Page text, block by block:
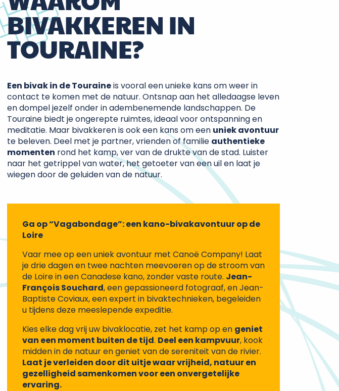
BIVAKKEREN IN
TOURAINE?
Een bivak in de Touraineis vooral een unieke kans om weer in
contact te komen met de natuur. Ontsnap aan het alledaagse leven
en dompel jezelf onder in adembenemende landschappen. De
Touraine biedt je ongerepte ruimtes, ideaal voor ontspanning en
meditatie. Maar bivakkeren is ook een kans om een uniek avontuur
te beleven. Deel met je partner, vrienden of familie authentieke
momenten rond het kamp, ver van de drukte van de stad. Luister
naar het getrippel van water, het getoeter van een uil en laat je
wiegen door de geluiden van de natuur.
Ga op “Vagabondage”: een kano-bivakavontuur op de
Loire
Vaar mee op een uniek avontuur met Canoë Company! Laat
je drie dagen en twee nachten meevoeren op de stroom van
de Loire in een Canadese kano, zonder vaste route. Jean-
François Souchard, een gepassioneerd fotograaf, en Jean-
Baptiste Coviaux, een expert in bivaktechnieken, begeleiden
u tijdens deze meeslepende expeditie.
Kies elke dag vrij uw bivaklocatie, zet het kamp op en geniet
van een moment buiten de tijd. Deel een kampvuur, kook
midden in de natuur en geniet van de sereniteit van de rivier.
Laat je verleiden door dit uitje waar vrijheid, natuur en
gezelligheid samenkomen voor een onvergetelijke
ervaring.